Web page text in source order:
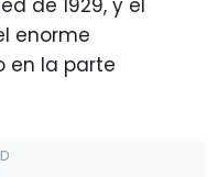
enorme
en la parte